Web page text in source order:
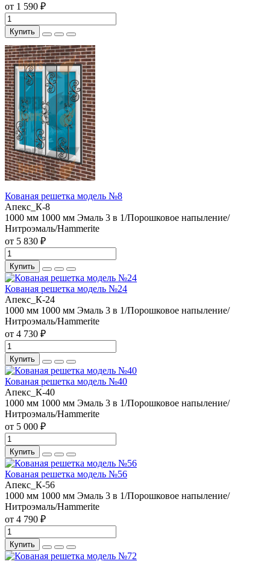
от 1 590 ₽
Купить
Кованая решетка модель №8
Апекс_К-8
1000 мм 1000 мм Эмаль 3 в 1/Порошковое напыление/
Нитроэмаль/Hammerite
от 5 830 ₽
Купить
Кованая решетка модель №24
Апекс_К-24
1000 мм 1000 мм Эмаль 3 в 1/Порошковое напыление/
Нитроэмаль/Hammerite
от 4 730 ₽
Купить
Кованая решетка модель №40
Апекс_К-40
1000 мм 1000 мм Эмаль 3 в 1/Порошковое напыление/
Нитроэмаль/Hammerite
от 5 000 ₽
Купить
Кованая решетка модель №56
Апекс_К-56
1000 мм 1000 мм Эмаль 3 в 1/Порошковое напыление/
Нитроэмаль/Hammerite
от 4 790 ₽
Купить